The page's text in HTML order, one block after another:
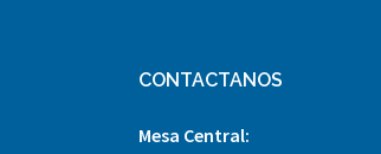
CONTACTANOS
Mesa Central: